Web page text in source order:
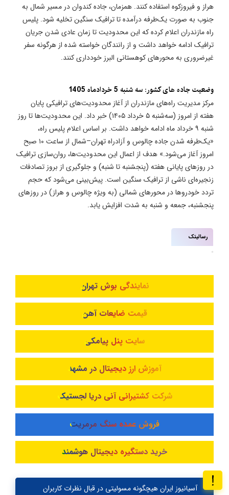
هراز و فیروزکوه استفاده کنند. همزمان، جاده کندوان در مسیر شمال به
جنوب به صورت یک‌طرفه درآمده تا ترافیک سنگین تخلیه شود. پلیس
راه مازندران اعلام کرده که این محدودیت تا زمان عادی شدن جریان
ترافیک ادامه خواهد داشت و از رانندگان خواسته شده از هرگونه سفر
غیرضروری به محورهای کوهستانی البرز خودداری کنند.
وضعیت جاده های کشور: سه شنبه 5 خردادماه 1405
مرکز مدیریت راه‌های مازندران از آغاز محدودیت‌های ترافیکی پایان
هفته از امروز (سه‌شنبه ۵ خرداد ۱۴۰۵) خبر داد. این محدودیت‌ها تا روز
شنبه ۹ خرداد ماه ادامه خواهد داشت. بر اساس اعلام پلیس راه،
«یک‌طرفه شدن جاده چالوس و آزادراه تهران–شمال از ساعت ۱۰ صبح
امروز آغاز می‌شود.» هدف از اعمال این محدودیت‌ها، روان‌سازی ترافیک
در روزهای پایانی هفته (پنجشنبه تا شنبه) و جلوگیری از بروز تصادفات
زنجیره‌ای ناشی از ترافیک سنگین است. پیش‌بینی می‌شود که حجم
تردد خودروها در محورهای شمالی (به ویژه چالوس و هراز) در روزهای
پنجشنبه، جمعه و شنبه به شدت افزایش یابد.
رسالینک
نمایندگی بوش تهران
قیمت ضایعات آهن
سایت پنل پیامکی
آموزش ارز دیجیتال در مشهد
شرکت کشتیرانی آنی دریا لجستیک
فروش عمده سنگ مرمریت
خرید دستگیره دیجیتال هوشمند
آسیانیوز ایران هیچگونه مسولیتی در قبال نظرات کاربران